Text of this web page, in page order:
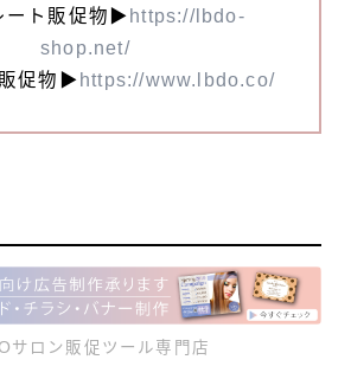
ート販促物▶ https://lbdo-
shop.net/
促物▶ https://www.lbdo.co/
サロン販促ツール専門店